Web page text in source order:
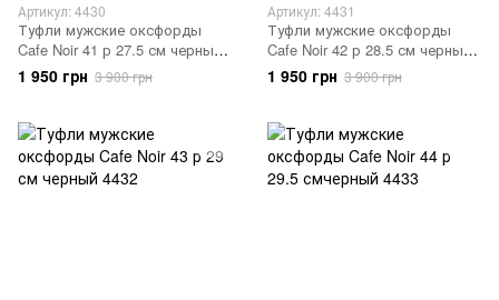
Артикул: 4430
Туфли мужские оксфорды
Cafe Noir 41 р 27.5 см черный
4430
1 950 грн 3 900 грн
Артикул: 4431
Туфли мужские оксфорды
Cafe Noir 42 р 28.5 см черный
4431
1 950 грн 3 900 грн